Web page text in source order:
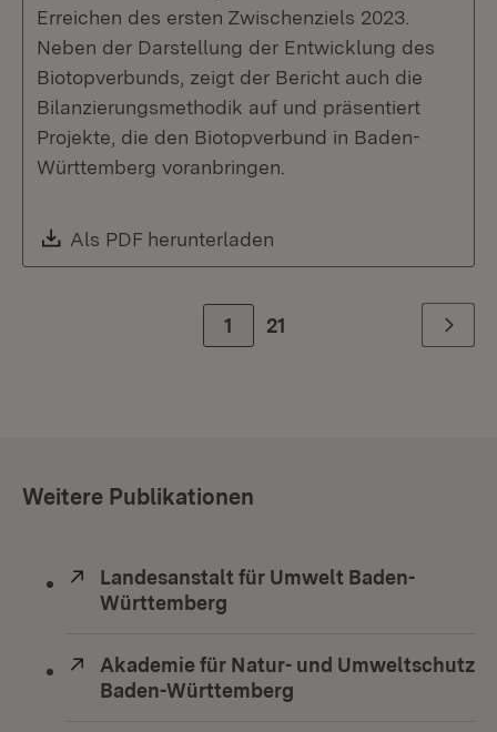
Erreichen des ersten Zwischenziels 2023.
Neben der Darstellung der Entwicklung des
Biotopverbunds, zeigt der Bericht auch die
Bilanzierungsmethodik auf und präsentiert
Projekte, die den Biotopverbund in Baden-
Württemberg voranbringen.
Download:
Als PDF herunterladen
Zur Seite
1 21 Weiter
Weitere Publikationen
Extern:
Landesanstalt für Umwelt Baden-
Württemberg
Extern:
Akademie für Natur- und Umweltschutz
Baden-Württemberg